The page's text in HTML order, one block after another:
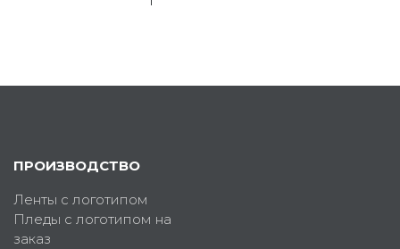
ПРОИЗВОДСТВО
Ленты с логотипом
Пледы с логотипом на
заказ